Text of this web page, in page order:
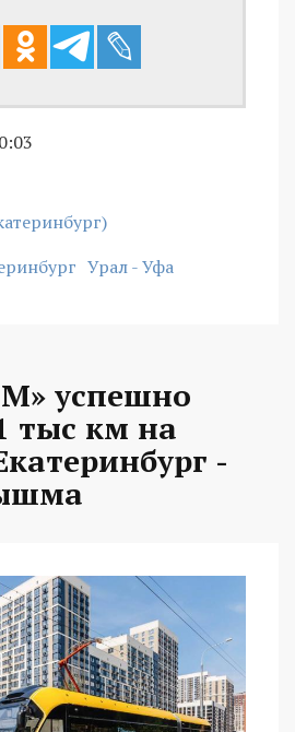
Урал - Уфа
успешно
тыс км на
-